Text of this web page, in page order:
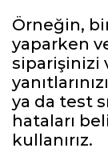
Örneğin,
yaparken
siparişinizi
ya da test
hataları
kullanırız.